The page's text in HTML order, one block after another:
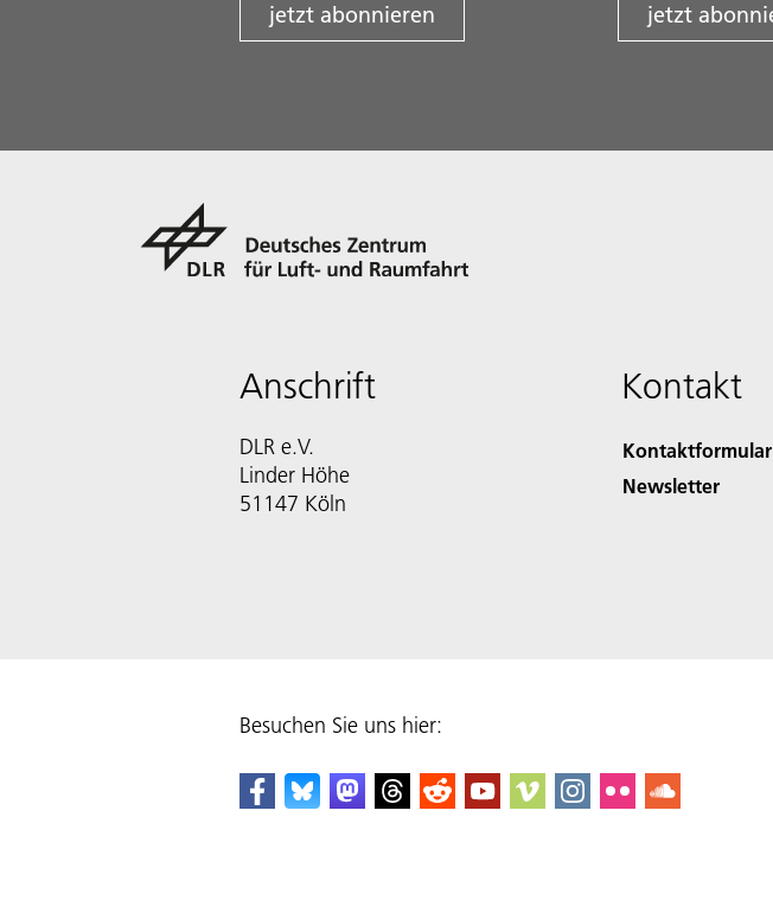
jetzt abonnieren jetzt
Anschrift
DLR e.V.
Linder Höhe
51147 Köln
Kontakt
Kontaktformular
Newsletter
Besuchen Sie uns hier: